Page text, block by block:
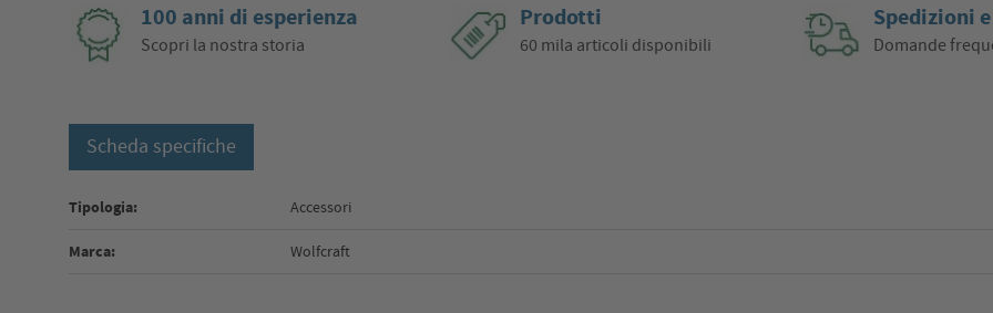
100 anni di esperienza
Scopri la nostra storia
Prodotti
60 mila articoli disponibili
Spedizioni
Domande
Scheda specifiche
Tipologia: Accessori
Marca: Wolfcraft